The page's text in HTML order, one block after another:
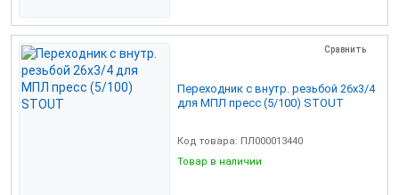
Сравнить
Переходник с внутр. резьбой 26х3/4
для МПЛ пресс (5/100) STOUT
Код товара: ПЛ000013440
Товар в наличии